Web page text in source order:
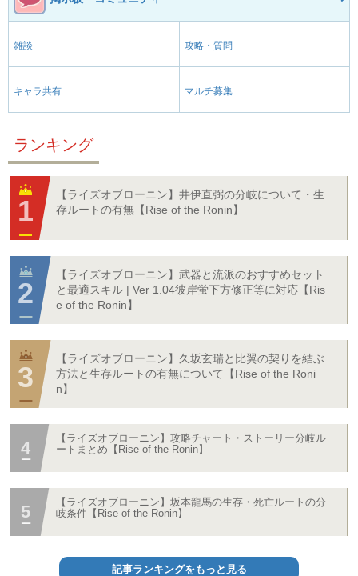
雑談 攻略・質問
キャラ共有 マルチ募集
ランキング
【ライズオブローニン】井伊直弼の分岐について・生
存ルートの有無【Rise of the Ronin】
【ライズオブローニン】武器と流派のおすすめセット
と最適スキル | Ver 1.04彼岸蛍下方修正等に対応【Ris
e of the Ronin】
【ライズオブローニン】久坂玄瑞と比翼の契りを結ぶ
方法と生存ルートの有無について【Rise of the Roni
n】
【ライズオブローニン】攻略チャート・ストーリー分岐ル
ートまとめ【Rise of the Ronin】
【ライズオブローニン】坂本龍馬の生存・死亡ルートの分
岐条件【Rise of the Ronin】
記事ランキングをもっと見る